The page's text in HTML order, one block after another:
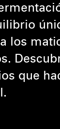
los
que